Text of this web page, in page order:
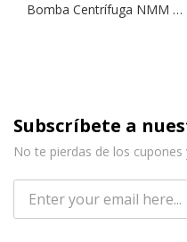
Bomba Centrífuga NMM 25/160B | 1,5 HP | 220 V.
Subscríbete a
No te pierdas de los